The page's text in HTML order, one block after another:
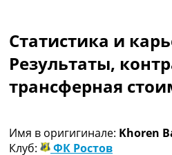
Чемпионат Мира
Украина. Премьер-
Украина. Первая
Лига Чемпионов
Другие Турниры >>>
Таблицы
Статистика и
Результаты,
трансферная
Имя в оригигинале: Khoren
Клуб:
ФК Ростов